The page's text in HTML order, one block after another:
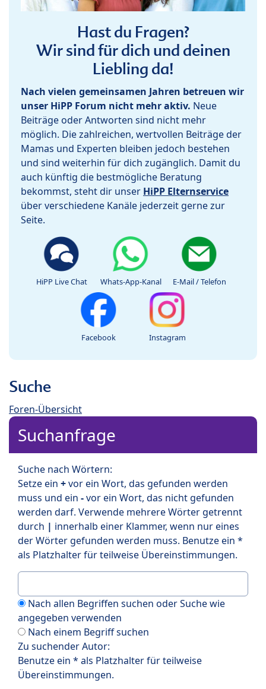
Hast du Fragen?
Wir sind für dich und deinen
Liebling da!
Nach vielen gemeinsamen Jahren betreuen wir
unser HiPP Forum nicht mehr aktiv. Neue
Beiträge oder Antworten sind nicht mehr
möglich. Die zahlreichen, wertvollen Beiträge der
Mamas und Experten bleiben jedoch bestehen
und sind weiterhin für dich zugänglich. Damit du
auch künftig die bestmögliche Beratung
bekommst, steht dir unser HiPP Elternservice
über verschiedene Kanäle jederzeit gerne zur
Seite.
HiPP Live Chat Whats-App-Kanal E-Mail / Telefon
Facebook Instagram
Suche
Foren-Übersicht
Suchanfrage
Suche nach Wörtern:
Setze ein +vor ein Wort, das gefunden werden
muss und ein -vor ein Wort, das nicht gefunden
werden darf. Verwende mehrere Wörter getrennt
durch | innerhalb einer Klammer, wenn nur eines
der Wörter gefunden werden muss. Benutze ein *
als Platzhalter für teilweise Übereinstimmungen.
Nach allen Begriffen suchen oder Suche wie
angegeben verwenden
Nach einem Begriff suchen
Zu suchender Autor:
Benutze ein * als Platzhalter für teilweise
Übereinstimmungen.